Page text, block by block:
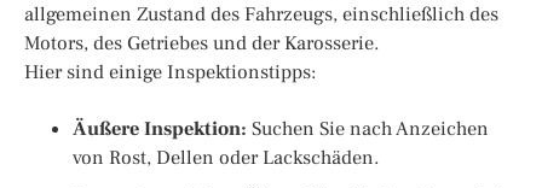
allgemeinen Zustand des Fahrzeugs, einschließlich des
Motors, des Getriebes und der Karosserie.
Hier sind einige Inspektionstipps:
Äußere Inspektion: Suchen Sie nach Anzeichen
von Rost, Dellen oder Lackschäden.